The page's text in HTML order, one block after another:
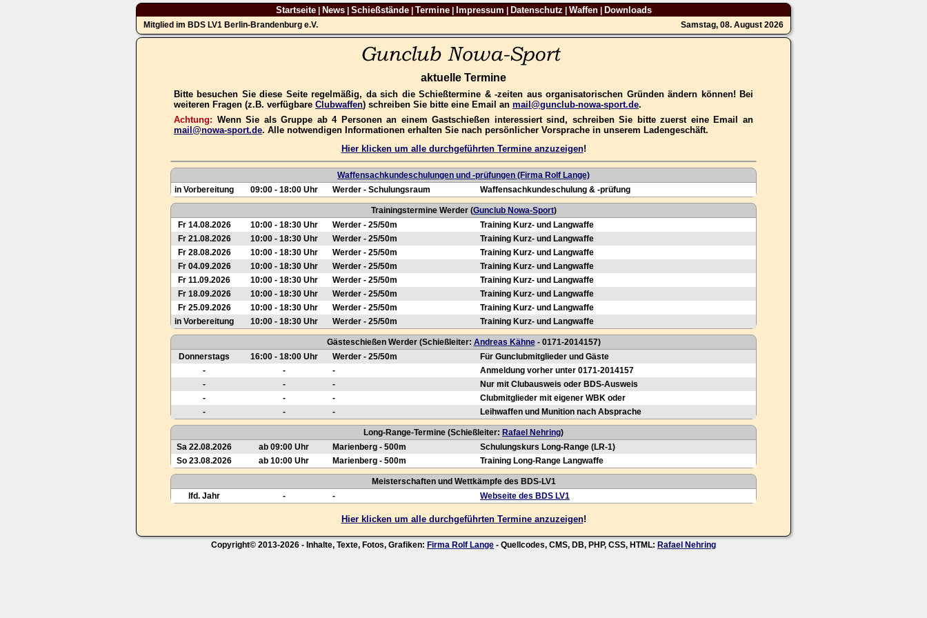
Startseite| News| Schießstände| Termine| Impressum Datenschutz Waffen| Downloads
Mitglied im BDS LV1 Berlin-Brandenburg e.V. Samstag, 08. August 2026
aktuelle Termine
Bitte besuchen Sie diese Seite regelmäßig, da sich die Schießtermine & -zeiten aus organisatorischen Gründen ändern können! Bei
weiteren Fragen (z.B. verfügbare Clubwaffen) schreiben Sie bitte eine Email an mail@gunclub-nowa-sport.de.
Achtung: Wenn Sie als Gruppe ab 4 Personen an einem Gastschießen interessiert sind, schreiben Sie bitte zuerst eine Email an
mail@nowa-sport.de. Alle notwendigen Informationen erhalten Sie nach persönlicher Vorsprache in unserem Ladengeschäft.
Hier klicken um alle durchgeführten Termine anzuzeigen!
Waffensachkundeschulungen und -prüfungen (Firma Rolf Lange)
in Vorbereitung
09:00 - 18:00 Uhr Werder - Schulungsraum Waffensachkundeschulung & -prüfung
Trainingstermine Werder (Gunclub Nowa-Sport)
Fr 14.08.2026
10:00 - 18:30 Uhr Werder - 25/50m
Training Kurz- und Langwaffe
Fr 21.08.2026
10:00 - 18:30 Uhr Werder - 25/50m
Training Kurz- und Langwaffe
Fr 28.08.2026
10:00 - 18:30 Uhr Werder - 25/50m
Training Kurz- und Langwaffe
Fr 04.09.2026
10:00 - 18:30 Uhr Werder - 25/50m
Training Kurz- und Langwaffe
Fr 11.09.2026
10:00 - 18:30 Uhr Werder - 25/50m
Training Kurz- und Langwaffe
Fr 18.09.2026
10:00 - 18:30 Uhr Werder - 25/50m
Training Kurz- und Langwaffe
Fr 25.09.2026
10:00 - 18:30 Uhr Werder - 25/50m
Training Kurz- und Langwaffe
in Vorbereitung
10:00 - 18:30 Uhr Werder - 25/50m Training Kurz- und Langwaffe
Gästeschießen Werder (Schießleiter: Andreas Kähne- 0171-2014157)
Donnerstags
16:00 - 18:00 Uhr Werder - 25/50m
Für Gunclubmitglieder und Gäste
-
- -
Anmeldung vorher unter 0171-2014157
-
- -
Nur mit Clubausweis oder BDS-Ausweis
-
- -
Clubmitglieder mit eigener WBK oder
-
- - Leihwaffen und Munition nach Absprache
Long-Range-Termine (Schießleiter: Rafael Nehring)
Sa 22.08.2026
ab 09:00 Uhr Marienberg - 500m
Schulungskurs Long-Range (LR-1)
So 23.08.2026
ab 10:00 Uhr Marienberg - 500m Training Long-Range Langwaffe
Meisterschaften und Wettkämpfe des BDS-LV1
lfd. Jahr
- - Webseite des BDS LV1
Hier klicken um alle durchgeführten Termine anzuzeigen!
Copyright© 2013-2026 - Inhalte, Texte, Fotos, Grafiken: Firma Rolf Lange - Quellcodes, CMS, DB, PHP, CSS, HTML: Rafael Nehring